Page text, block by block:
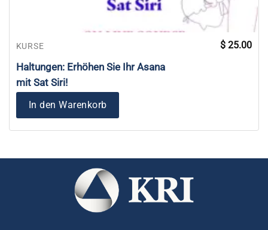
KURSE
Haltungen: Erhöhen Sie Ihr Asana
mit Sat Siri!
$ 25.00
In den Warenkorb